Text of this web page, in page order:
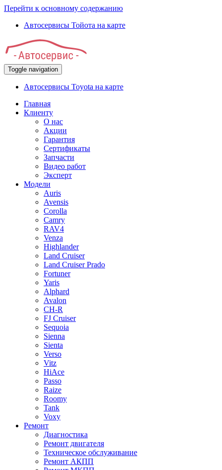
Перейти к основному содержанию
Автосервисы Тойота на карте
Toggle navigation
Автосервисы Toyota на карте
Главная
Клиенту
О нас
Акции
Гарантия
Сертификаты
Запчасти
Видео работ
Эксперт
Модели
Auris
Avensis
Corolla
Camry
RAV4
Venza
Highlander
Land Cruiser
Land Cruiser Prado
Fortuner
Yaris
Alphard
Avalon
CH-R
FJ Cruiser
Sequoia
Sienna
Sienta
Verso
Vitz
HiAce
Passo
Raize
Roomy
Tank
Voxy
Ремонт
Диагностика
Ремонт двигателя
Техническое обслуживание
Ремонт АКПП